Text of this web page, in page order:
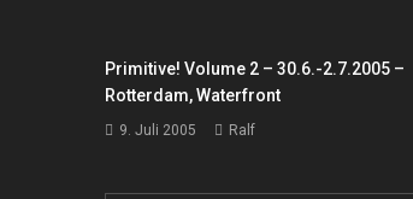
Primitive! Volume 2 – 30.6.-2.7.2005 –
Rotterdam, Waterfront
9. Juli 2005 Ralf